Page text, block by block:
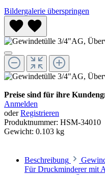
Bildergalerie überspringen
Preise sind für ihre
Anmelden
oderRegistrieren
Produktnummer: HSM-34010
Gewicht: 0.103 kg
Beschreibung
Für Druckminderer mit